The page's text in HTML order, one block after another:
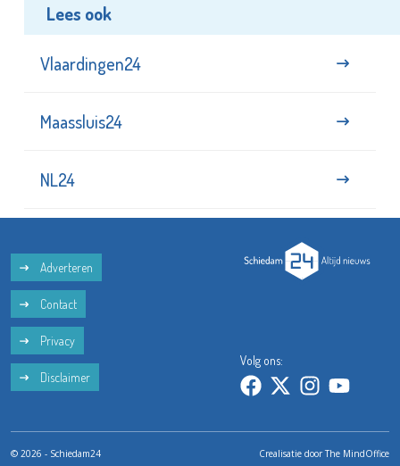
Lees ook
Vlaardingen24
Maassluis24
NL24
Adverteren
Contact
Privacy
Disclaimer
Volg ons:
© 2026 - Schiedam24 Crealisatie doorThe MindOffice